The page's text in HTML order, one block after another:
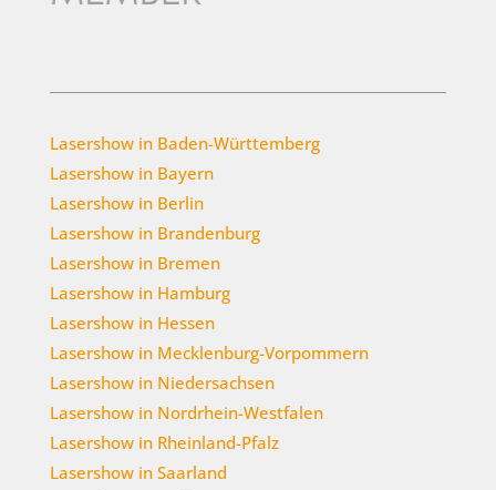
Lasershow in Baden-Württemberg
Lasershow in Bayern
Lasershow in Berlin
Lasershow in Brandenburg
Lasershow in Bremen
Lasershow in Hamburg
Lasershow in Hessen
Lasershow in Mecklenburg-Vorpommern
Lasershow in Niedersachsen
Lasershow in Nordrhein-Westfalen
Lasershow in Rheinland-Pfalz
Lasershow in Saarland